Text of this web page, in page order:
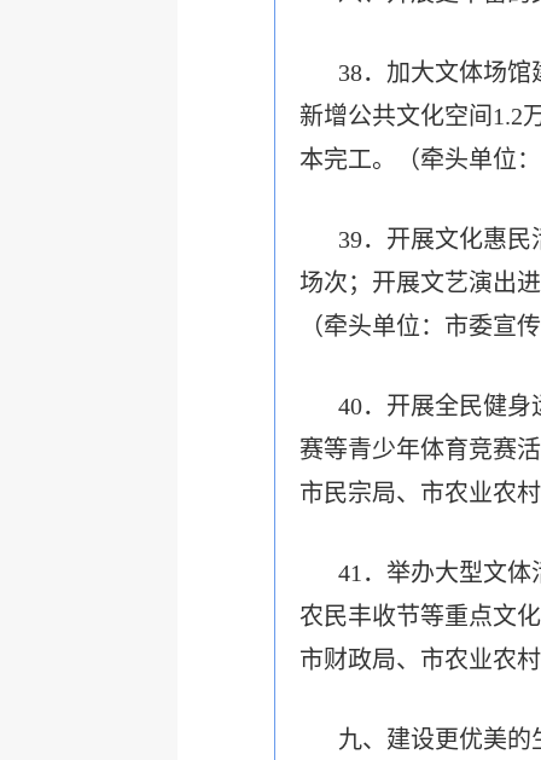
38．加大文体场
新增公共文化空间1.2
本完工。（牵头单位
39．开展文化惠民
场次；开展文艺演出
（牵头单位：市委宣
40．开展全民健
赛等青少年体育竞赛
市民宗局、市农业农
41．举办大型文
农民丰收节等重点文
市财政局、市农业农
九、建设更优美的